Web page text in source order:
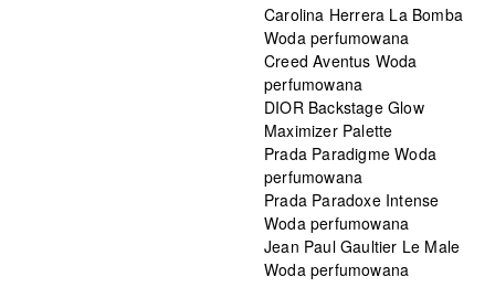
Carolina Herrera La Bomba
Woda perfumowana
Creed Aventus Woda
perfumowana
DIOR Backstage Glow
Maximizer Palette
Prada Paradigme Woda
perfumowana
Prada Paradoxe Intense
Woda perfumowana
Jean Paul Gaultier Le Male
Woda perfumowana